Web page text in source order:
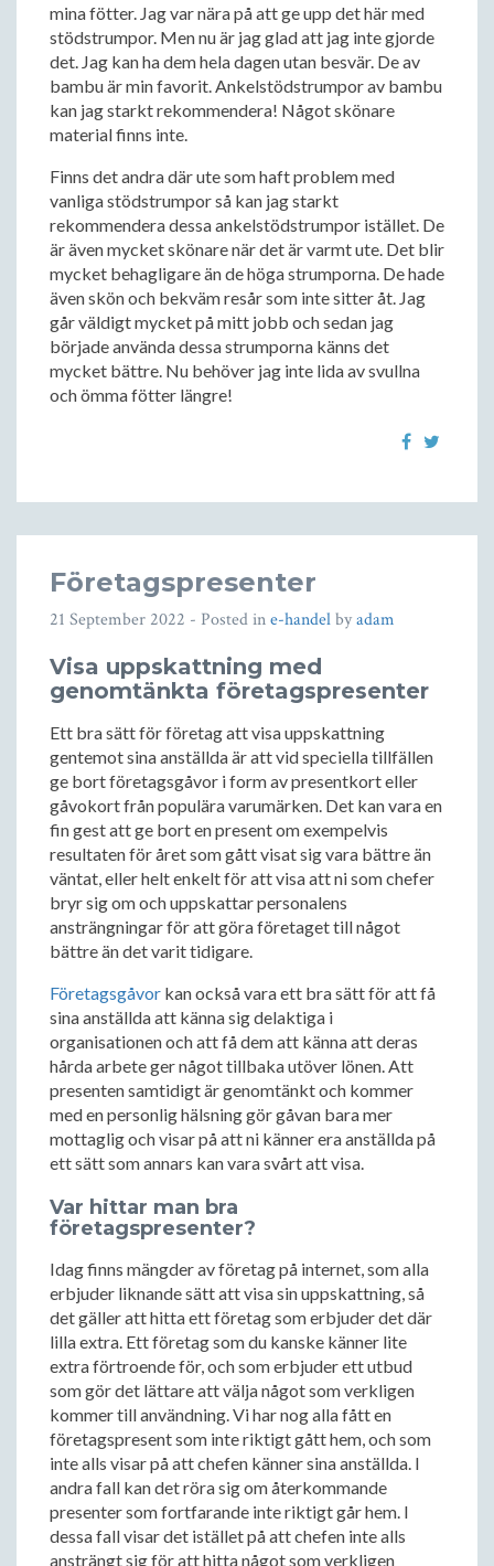
mina fötter. Jag var nära på att ge upp det här med
stödstrumpor. Men nu är jag glad att jag inte gjorde
det. Jag kan ha dem hela dagen utan besvär. De av
bambu är min favorit. Ankelstödstrumpor av bambu
kan jag starkt rekommendera! Något skönare
material finns inte.
Finns det andra där ute som haft problem med
vanliga stödstrumpor så kan jag starkt
rekommendera dessa ankelstödstrumpor istället. De
är även mycket skönare när det är varmt ute. Det blir
mycket behagligare än de höga strumporna. De hade
även skön och bekväm resår som inte sitter åt. Jag
går väldigt mycket på mitt jobb och sedan jag
började använda dessa strumporna känns det
mycket bättre. Nu behöver jag inte lida av svullna
och ömma fötter längre!
Företagspresenter
21 September 2022 - Posted ine-handelbyadam
Visa uppskattning med
genomtänkta företagspresenter
Ett bra sätt för företag att visa uppskattning
gentemot sina anställda är att vid speciella tillfällen
ge bort företagsgåvor i form av presentkort eller
gåvokort från populära varumärken. Det kan vara en
fin gest att ge bort en present om exempelvis
resultaten för året som gått visat sig vara bättre än
väntat, eller helt enkelt för att visa att ni som chefer
bryr sig om och uppskattar personalens
ansträngningar för att göra företaget till något
bättre än det varit tidigare.
Företagsgåvor kan också vara ett bra sätt för att få
sina anställda att känna sig delaktiga i
organisationen och att få dem att känna att deras
hårda arbete ger något tillbaka utöver lönen. Att
presenten samtidigt är genomtänkt och kommer
med en personlig hälsning gör gåvan bara mer
mottaglig och visar på att ni känner era anställda på
ett sätt som annars kan vara svårt att visa.
Var hittar man bra
företagspresenter?
Idag finns mängder av företag på internet, som alla
erbjuder liknande sätt att visa sin uppskattning, så
det gäller att hitta ett företag som erbjuder det där
lilla extra. Ett företag som du kanske känner lite
extra förtroende för, och som erbjuder ett utbud
som gör det lättare att välja något som verkligen
kommer till användning. Vi har nog alla fått en
företagspresent som inte riktigt gått hem, och som
inte alls visar på att chefen känner sina anställda. I
andra fall kan det röra sig om återkommande
presenter som fortfarande inte riktigt går hem. I
dessa fall visar det istället på att chefen inte alls
ansträngt sig för att hitta något som verkligen